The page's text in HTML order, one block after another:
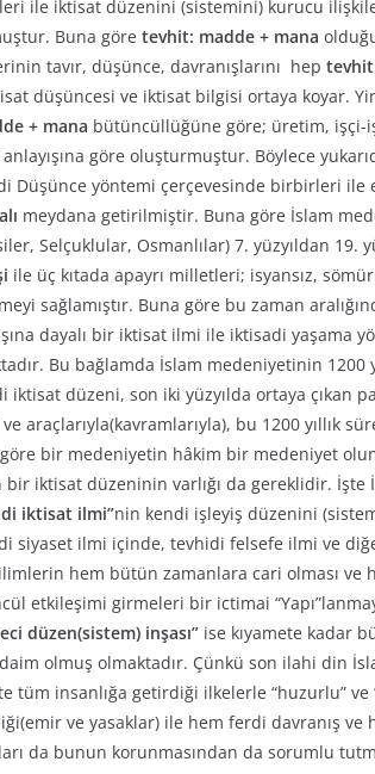
ile iktisat düzenini (sistemini) kurucu
Buna göre tevhit: madde + mana
tavır, düşünce, davranışlarını hep tevhit
düşüncesi ve iktisat bilgisi ortaya koyar.
+ mana bütüncüllüğüne göre; üretim, işçi-
göre oluşturmuştur. Böylece
Düşünce yöntemi çerçevesinde birbirleri ile
meydana getirilmiştir. Buna göre İslam
Selçuklular, Osmanlılar) 7. yüzyıldan 19.
ile üç kıtada apayrı milletleri; isyansız,
sağlamıştır. Buna göre bu zaman
dayalı bir iktisat ilmi ile iktisadi yaşama
Bu bağlamda İslam medeniyetinin 1200
iktisat düzeni, son iki yüzyılda ortaya çıkan
araçlarıyla(kavramlarıyla), bu 1200 yıllık
bir medeniyetin hâkim bir medeniyet
bir iktisat düzeninin varlığı da gereklidir. İşte
iktisat ilmi”nin kendi işleyiş düzenini
siyaset ilmi içinde, tevhidi felsefe ilmi ve
hem bütün zamanlara cari olması
etkileşimi girmeleri bir ictimai
düzen(sistem) inşası” ise kıyamete kadar
olmuş olmaktadır. Çünkü son ilahi din
tüm insanlığa getirdiği ilkelerle “huzurlu”
ve yasaklar) ile hem ferdi davranış ve
da bunun korunmasından da sorumlu